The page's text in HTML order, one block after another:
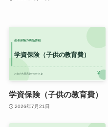
学資保険（子供の教育費）
2026年7月21日